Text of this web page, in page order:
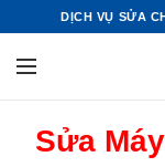
DỊCH VỤ SỬA
Sửa